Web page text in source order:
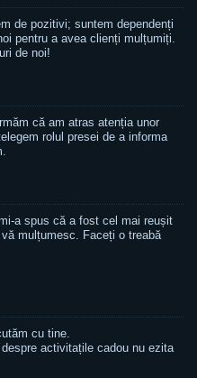
de pozitivi; suntem dependenți
pentru a avea clienți mulțumiți.
de noi!
că am atras atenția unor
rolul presei de a informa
a spus că a fost cel mai reușit
mulțumesc. Faceți o treabă
cu tine.
activitațile cadou nu ezita